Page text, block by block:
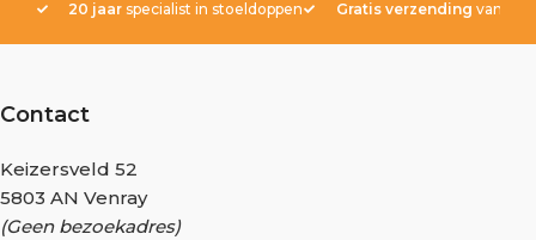
20 jaar specialist in stoeldoppen Gratis verzending vanaf €
Contact
Keizersveld 52
5803 AN Venray
(Geen bezoekadres)